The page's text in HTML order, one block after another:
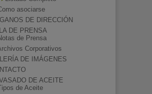
asociarse
DE DIRECCIÓN
DE PRENSA
de Prensa
Corporativos
DE IMÁGENES
DE ACEITE
de Aceite